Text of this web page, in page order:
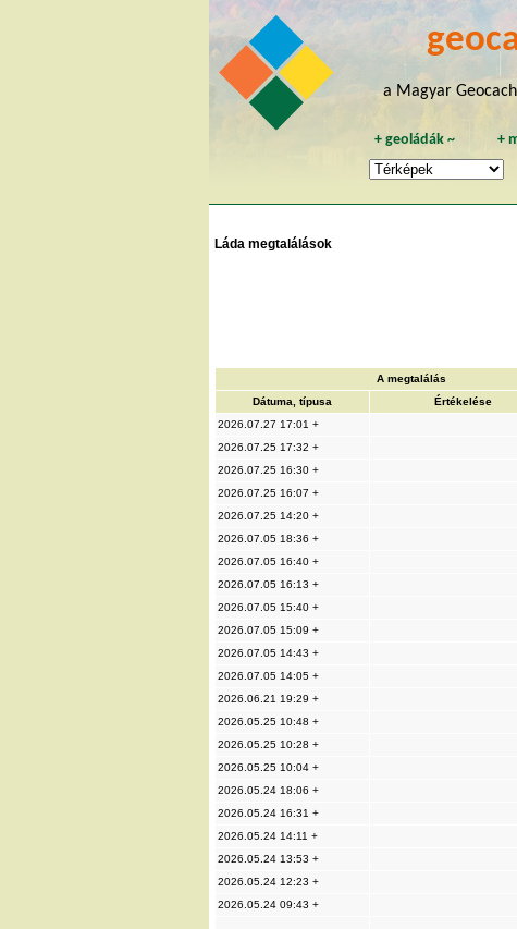
a Magyar
+geoládák ~ +
Láda megtalálások
A megtalálás
Dátuma, típusa
Értékelése
2026.07.27 17:01 +
2026.07.25 17:32 +
2026.07.25 16:30 +
2026.07.25 16:07 +
2026.07.25 14:20 +
2026.07.05 18:36 +
2026.07.05 16:40 +
2026.07.05 16:13 +
2026.07.05 15:40 +
2026.07.05 15:09 +
2026.07.05 14:43 +
2026.07.05 14:05 +
2026.06.21 19:29 +
2026.05.25 10:48 +
2026.05.25 10:28 +
2026.05.25 10:04 +
2026.05.24 18:06 +
2026.05.24 16:31 +
2026.05.24 14:11 +
2026.05.24 13:53 +
2026.05.24 12:23 +
2026.05.24 09:43 +